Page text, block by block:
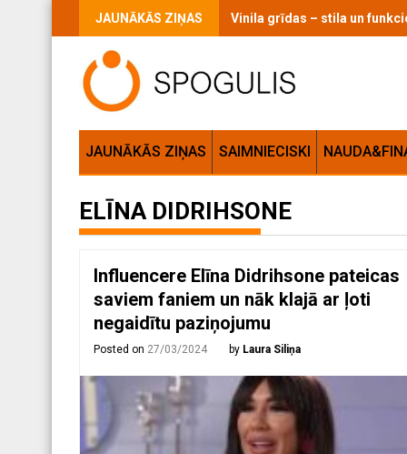
JAUNĀKĀS ZIŅAS Vinila grīdas – stila un
JAUNĀKĀS ZIŅAS SAIMNIECISKI
ELĪNA DIDRIHSONE
Influencere Elīna Didrihsone pateicas
saviem faniem un nāk klajā ar ļoti
negaidītu paziņojumu
Posted on 27/03/2024 by Laura Siliņa